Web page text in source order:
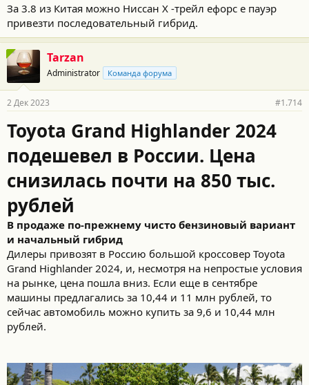
За 3.8 из Китая можно Ниссан Х -трейл ефорс е пауэр
привезти последовательный гибрид.
Tarzan
Administrator Команда форума
2 Дек 2023 #1.714
Toyota Grand Highlander 2024
подешевел в России. Цена
снизилась почти на 850 тыс.
рублей
В продаже по-прежнему чисто бензиновый вариант
и начальный гибрид
Дилеры привозят в Россию большой кроссовер Toyota
Grand Highlander 2024, и, несмотря на непростые условия
на рынке, цена пошла вниз. Если еще в сентябре
машины предлагались за 10,44 и 11 млн рублей, то
сейчас автомобиль можно купить за 9,6 и 10,44 млн
рублей.